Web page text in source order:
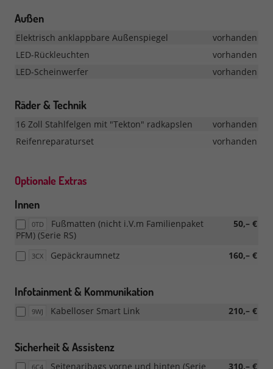
Außen
Elektrisch anklappbare Außenspiegel
vorhanden
LED-Rückleuchten
vorhanden
LED-Scheinwerfer
vorhanden
Räder & Technik
16 Zoll Stahlfelgen mit "Tekton" radkapslen
vorhanden
Reifenreparaturset
vorhanden
Optionale Extras
Innen
0TD 50,– €
Fußmatten (nicht i.V.m Familienpaket
PFM) (Serie RS)
3CX 160,– €
Gepäckraumnetz
Infotainment & Kommunikation
9WJ 210,– €
Kabelloser Smart Link
Sicherheit & Assistenz
6C4 310,– €
Seitenaribags vorne und hinten (Serie